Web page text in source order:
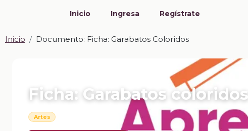
Inicio Ingresa Regístrate
Inicio Documento: Ficha: Garabatos Coloridos
Ficha: Garabatos coloridos
Artes